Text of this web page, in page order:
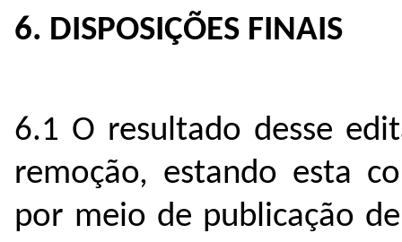
6. DISPOSIÇÕES FINAIS
6.1 O resultado desse
remoção, estando esta
por meio de publicação